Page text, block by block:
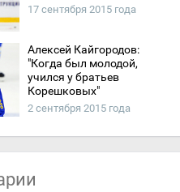
17 сентября 2015 года
Алексей Кайгородов:
"Когда был молодой,
учился у братьев
Корешковых"
2 сентября 2015 года